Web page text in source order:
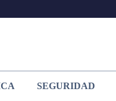
SEGURIDAD